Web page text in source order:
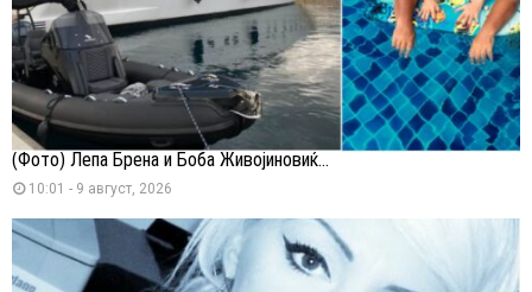
(Фото) Лепа Брена и Боба Живојиновиќ...
10:01 - 9 август, 2026